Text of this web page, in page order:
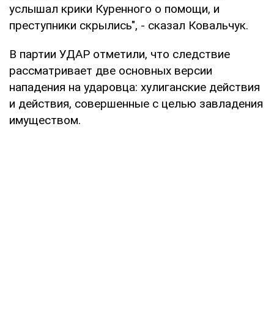
услышал крики Куренного о помощи, и
преступники скрылись", - сказал Ковальчук.
В партии УДАР отметили, что следствие
рассматривает две основных версии
нападения на ударовца: хулиганские действия
и действия, совершенные с целью завладения
имуществом.